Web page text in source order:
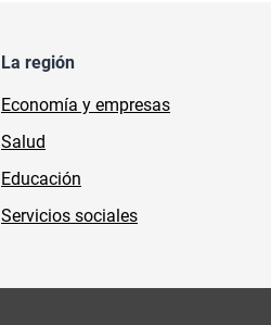
La región
Economía y empresas
Salud
Educación
Servicios sociales